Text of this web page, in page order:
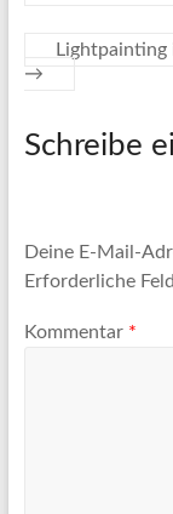
→
Schreibe
Deine E-Mail-
Erforderliche
Kommentar *